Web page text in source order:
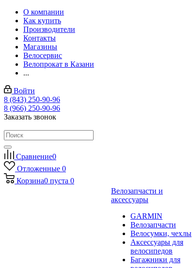
О компании
Как купить
Производители
Контакты
Магазины
Велосервис
Велопрокат в Казани
...
Войти
8 (843) 250-90-96
8 (966) 250-90-96
Заказать звонок
Сравнение0
Отложенные 0
Корзина0 пуста 0
Велозапчасти и
аксессуары
GARMIN
Велозапчасти
Велосумки, чехлы
Аксессуары для
велосипедов
Багажники для